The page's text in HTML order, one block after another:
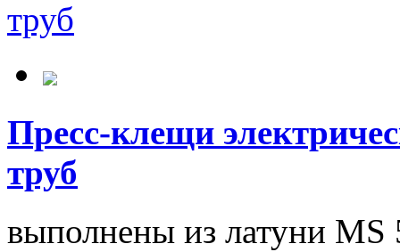
Пресс-клещи
труб
выполнены из латуни MS